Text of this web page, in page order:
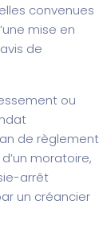
convenues
mise en
de
ou
de règlement
moratoire,
arrêt
un créancier